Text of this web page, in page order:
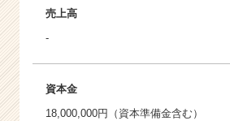
売上高
-
資本金
18,000,000円（資本準備金含む）